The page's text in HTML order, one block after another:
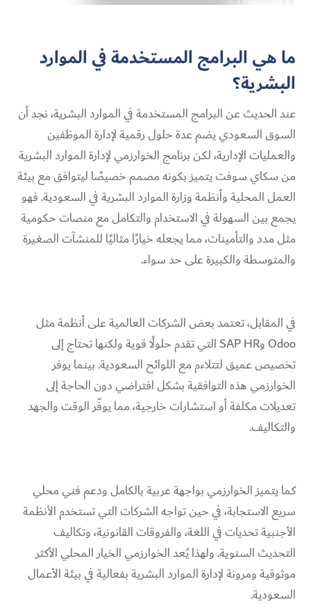
ما هي البرامج المستخدمة في الموارد
البشرية؟
عند الحديث عن البرامج المستخدمة في الموارد البشرية، نجد أن
السوق السعودي يضم عدة حلول رقمية لإدارة الموظفين
والعمليات الإدارية، لكن برنامج الخوارزمي لإدارة الموارد البشرية
من سكاي سوفت يتميز بكونه مصمم خصيصًا ليتوافق مع بيئة
العمل المحلية وأنظمة وزارة الموارد البشرية في السعودية. فهو
يجمع بين السهولة في الاستخدام والتكامل مع منصات حكومية
مثل مدد والتأمينات، مما يجعله خيارًا مثاليًا للمنشآت الصغيرة
والمتوسطة والكبيرة على حد سواء.
في المقابل، تعتمد بعض الشركات العالمية على أنظمة مثل
Odoo وSAP HR التي تقدم حلولًا قوية ولكنها تحتاج إلى
تخصيص عميق لتتلاءم مع اللوائح السعودية. بينما يوفر
الخوارزمي هذه التوافقية بشكل افتراضي دون الحاجة إلى
تعديلات مكلفة أو استشارات خارجية، مما يوفّر الوقت والجهد
والتكاليف.
كما يتميز الخوارزمي بواجهة عربية بالكامل ودعم فني محلي
سريع الاستجابة، في حين تواجه الشركات التي تستخدم الأنظمة
الأجنبية تحديات في اللغة، والفروقات القانونية، وتكاليف
التحديث السنوية. ولهذا يُعد الخوارزمي الخيار المحلي الأكثر
موثوقية ومرونة لإدارة الموارد البشرية بفعالية في بيئة الأعمال
السعودية.